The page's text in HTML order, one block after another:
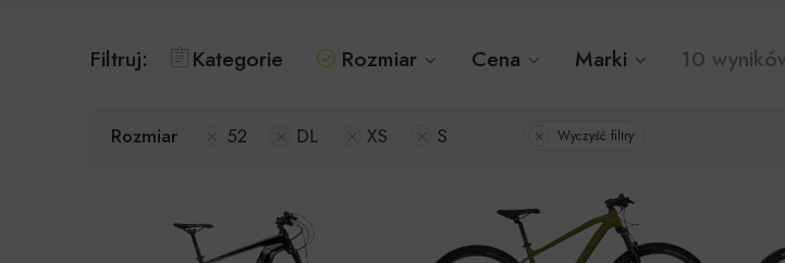
Filtruj: Kategorie Rozmiar Cena Marki 10
Rozmiar 52 DL XS S Wyczyść filtry